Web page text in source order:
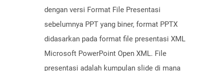
dengan versi Format File Presentasi
sebelumnya PPT yang biner, format PPTX
didasarkan pada format file presentasi XML
Microsoft PowerPoint Open XML. File
presentasi adalah kumpulan slide di mana